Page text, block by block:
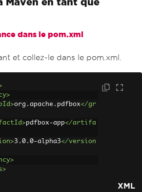
dans le pom.xml
et collez-le dans le pom.xml.
org.apache.pdfbox</gr
pdfbox-app</artifa
3.0.0-alpha3</version
XML